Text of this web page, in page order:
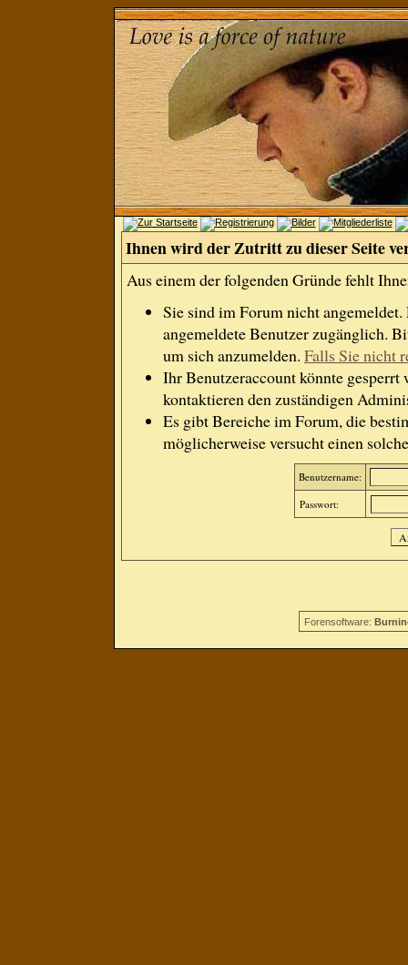
Ihnen wird der Zutritt zu dieser Seite
Aus einem der folgenden Gründe fehlt
Sie sind im Forum nicht
angemeldete Benutzer zugänglich.
um sich anzumelden. Falls Sie nicht
Ihr Benutzeraccount könnte gesperrt
kontaktieren den zuständigen
Es gibt Bereiche im Forum, die
möglicherweise versucht einen
Benutzername:
Passwort:
Forensoftware: